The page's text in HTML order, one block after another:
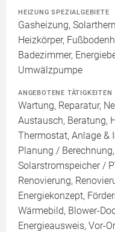
HEIZUNG SPEZIALGEBIETE
Gasheizung,
Heizkörper,
Badezimmer,
Umwälzpumpe
ANGEBOTENE TÄTIGKEITEN
Wartung, Reparatur,
Austausch, Beratung,
Thermostat, Anlage &
Planung /
Solarstromspeicher /
Renovierung,
Energiekonzept,
Wärmebild, Blower-
Energieausweis, Vor-